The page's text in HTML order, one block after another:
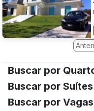
Buscar por
Buscar por Suítes
Buscar por